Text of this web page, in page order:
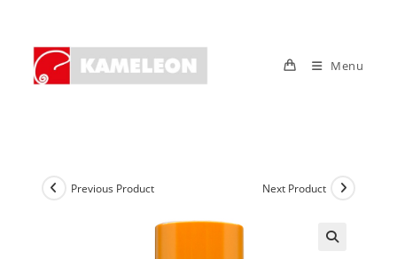
content
Menu
Previous Product Next Product